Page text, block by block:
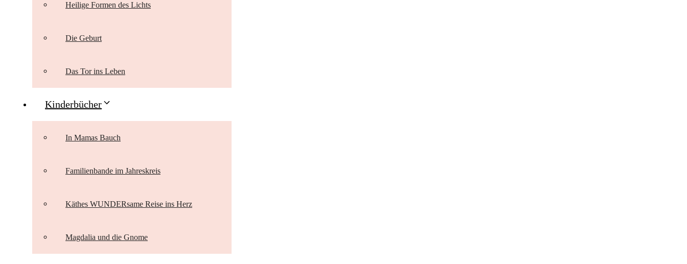
Heilige Formen des Lichts
Die Geburt
Das Tor ins Leben
Kinderbücher
In Mamas Bauch
Familienbande im Jahreskreis
Käthes WUNDERsame Reise ins Herz
Magdalia und die Gnome